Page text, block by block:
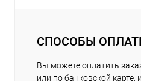
СПОСОБЫ
Вы можете оплатить
или по банковской карте,